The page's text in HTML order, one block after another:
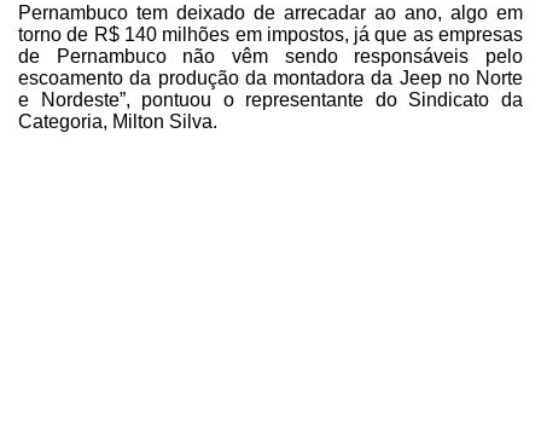
Pernambuco tem deixado de arrecadar ao ano, algo em
torno de R$ 140 milhões em impostos, já que as empresas
de Pernambuco não vêm sendo responsáveis pelo
escoamento da produção da montadora da Jeep no Norte
e Nordeste”, pontuou o representante do Sindicato da
Categoria, Milton Silva.